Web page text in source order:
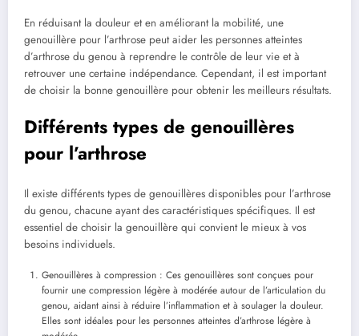
En réduisant la douleur et en améliorant la mobilité, une
genouillère pour l’arthrose peut aider les personnes atteintes
d’arthrose du genou à reprendre le contrôle de leur vie et à
retrouver une certaine indépendance. Cependant, il est important
de choisir la bonne genouillère pour obtenir les meilleurs résultats.
Différents types de genouillères
pour l’arthrose
Il existe différents types de genouillères disponibles pour l’arthrose
du genou, chacune ayant des caractéristiques spécifiques. Il est
essentiel de choisir la genouillère qui convient le mieux à vos
besoins individuels.
Genouillères à compression : Ces genouillères sont conçues pour
fournir une compression légère à modérée autour de l’articulation du
genou, aidant ainsi à réduire l’inflammation et à soulager la douleur.
Elles sont idéales pour les personnes atteintes d’arthrose légère à